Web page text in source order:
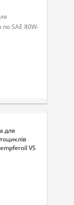
по SAE 80W-
для
VS